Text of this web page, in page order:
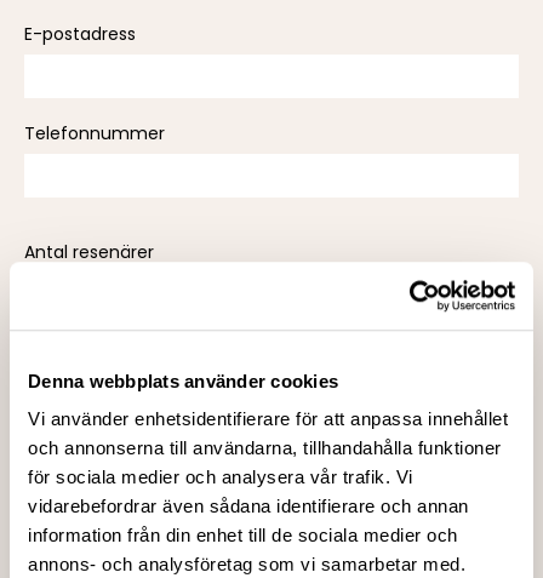
Denna webbplats använder cookies
Vi använder enhetsidentifierare för att anpassa innehållet
och annonserna till användarna, tillhandahålla funktioner
för sociala medier och analysera vår trafik. Vi
vidarebefordrar även sådana identifierare och annan
information från din enhet till de sociala medier och
annons- och analysföretag som vi samarbetar med.
E-postadress
Telefonnummer
Antal resenärer
Vad vill du boka?
Endast biljetter / evenemang (Exempel: matchbiljett,
konsertbiljett, festivalpass)
Evenemang + Hotell (Paketresa med boende)
Företagsevent & Aktiviteter (Exempel: sommarfest, julfest,